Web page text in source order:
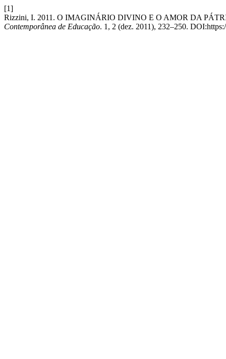
[1]
Rizzini, I. 2011. O IMAGINÁRIO DIVINO E O AMOR DA
Contemporânea de Educação. 1, 2 (dez. 2011), 232–250.